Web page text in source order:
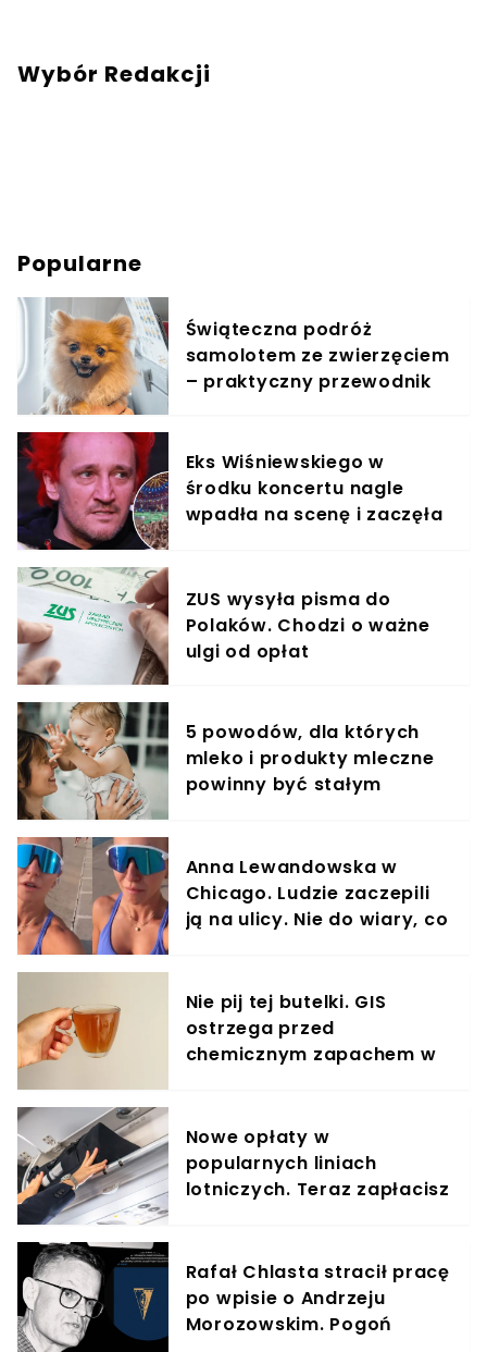
Wybór Redakcji
Popularne
Świąteczna podróż
samolotem ze zwierzęciem
– praktyczny przewodnik
Eks Wiśniewskiego w
środku koncertu nagle
wpadła na scenę i zaczęła
ZUS wysyła pisma do
Polaków. Chodzi o ważne
ulgi od opłat
5 powodów, dla których
mleko i produkty mleczne
powinny być stałym
Anna Lewandowska w
Chicago. Ludzie zaczepili
ją na ulicy. Nie do wiary, co
Nie pij tej butelki. GIS
ostrzega przed
chemicznym zapachem w
Nowe opłaty w
popularnych liniach
lotniczych. Teraz zapłacisz
Rafał Chlasta stracił pracę
po wpisie o Andrzeju
Morozowskim. Pogoń